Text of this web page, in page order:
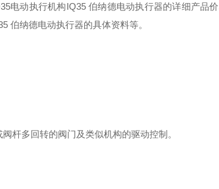
电动执行机构IQ35 伯纳德电动执行器的详细产品
伯纳德电动执行器的具体资料等。
杆多回转的阀门及类似机构的驱动控制。